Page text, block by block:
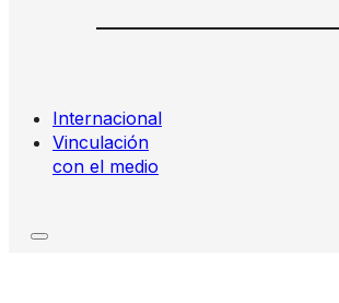
Internacional
Vinculación
con el medio